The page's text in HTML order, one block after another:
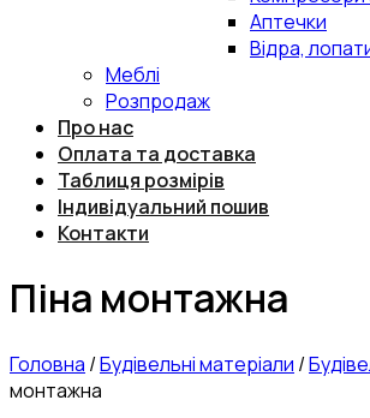
Аптечки
Відра,
Меблі
Розпродаж
Про нас
Оплата та доставка
Таблиця розмірів
Індивідуальний пошив
Контакти
Піна монтажна
Головна /Будівельні матеріали /
монтажна